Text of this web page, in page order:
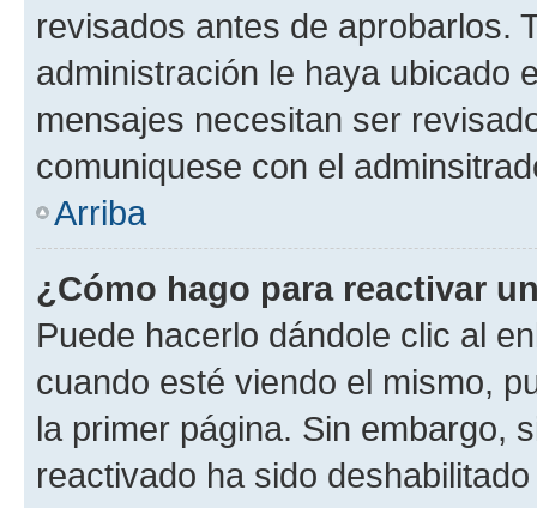
revisados antes de aprobarlos.
administración le haya ubicado
mensajes necesitan ser
comuniquese con el
Arriba
¿Cómo hago para reactivar
Puede hacerlo dándole clic al
cuando esté viendo el mismo,
la primer página. Sin embargo,
reactivado ha sido